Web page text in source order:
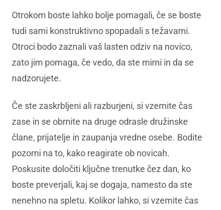
Otrokom boste lahko bolje pomagali, če se boste
tudi sami konstruktivno spopadali s težavami.
Otroci bodo zaznali vaš lasten odziv na novico,
zato jim pomaga, če vedo, da ste mirni in da se
nadzorujete.
Če ste zaskrbljeni ali razburjeni, si vzemite čas
zase in se obrnite na druge odrasle družinske
člane, prijatelje in zaupanja vredne osebe. Bodite
pozorni na to, kako reagirate ob novicah.
Poskusite določiti ključne trenutke čez dan, ko
boste preverjali, kaj se dogaja, namesto da ste
nenehno na spletu. Kolikor lahko, si vzemite čas